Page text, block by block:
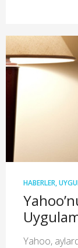
HABERLER,
Yahoo,